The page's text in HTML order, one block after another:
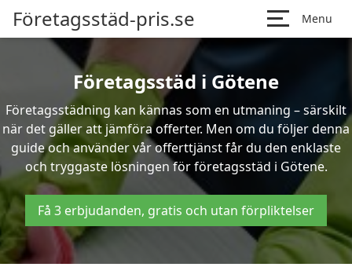
Företagsstäd-pris.se Menu
Företagsstäd i Götene
Företagsstädning kan kännas som en utmaning – särskilt
när det gäller att jämföra offerter. Men om du följer denna
guide och använder vår offerttjänst får du den enklaste
och tryggaste lösningen för företagsstäd i Götene.
Få 3 erbjudanden, gratis och utan förpliktelser